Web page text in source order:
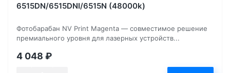
6515DN/6515DNI/6515N (48000k)
Фотобарабан NV Print Magenta — совместимое решение
премиального уровня для лазерных устройств...
4 048 ₽